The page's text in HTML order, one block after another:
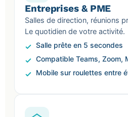
Entreprises & PME
Salles de direction, réunions
Le quotidien de votre activité.
Salle prête en 5 secondes
Compatible Teams, Zoom,
Mobile sur roulettes entre